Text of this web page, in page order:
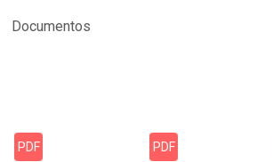
Documentos
PDF PDF